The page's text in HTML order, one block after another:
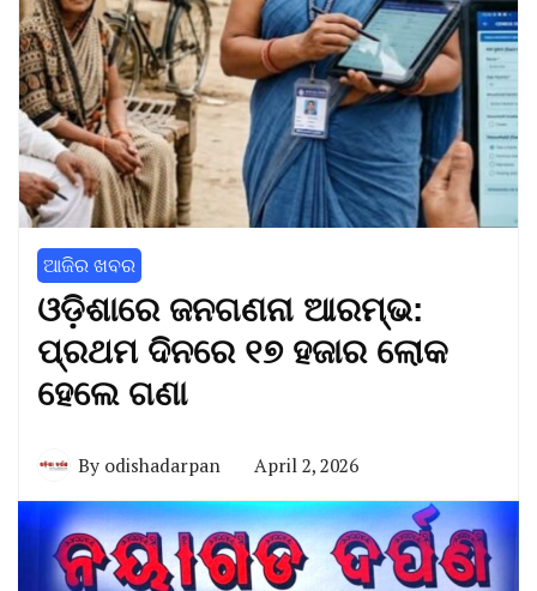
ଆଜିର ଖବର
ଓଡ଼ିଶାରେ ଜନଗଣନା ଆରମ୍ଭ:
ପ୍ରଥମ ଦିନରେ ୧୭ ହଜାର ଲୋକ
ହେଲେ ଗଣା
By odishadarpan April 2, 2026